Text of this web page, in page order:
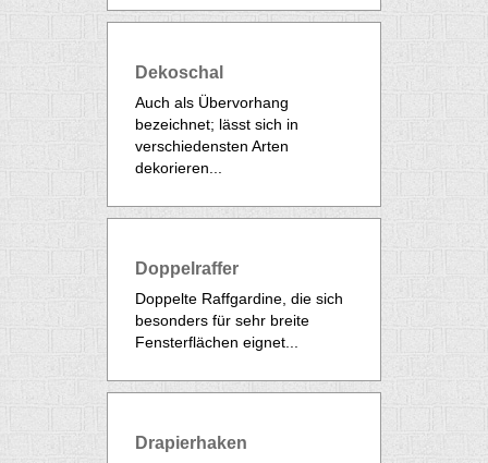
Dekoschal
Auch als Übervorhang
bezeichnet; lässt sich in
verschiedensten Arten
dekorieren...
Doppelraffer
Doppelte Raffgardine, die sich
besonders für sehr breite
Fensterflächen eignet...
Drapierhaken